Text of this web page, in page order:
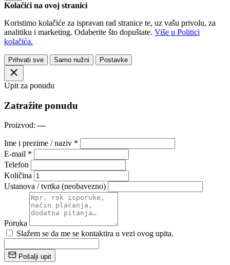
Kolačići na ovoj stranici
Koristimo kolačiće za ispravan rad stranice te, uz vašu privolu, za
analitiku i marketing. Odaberite što dopuštate. Više u Politici
kolačića.
Prihvati sve Samo nužni Postavke
Upit za ponudu
Zatražite ponudu
Proizvod:—
Ime i prezime / naziv *
E-mail *
Telefon
Količina
Ustanova / tvrtka (neobavezno)
Poruka
Slažem se da me se kontaktira u vezi ovog upita.
Pošalji upit